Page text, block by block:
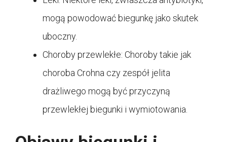
mogą powodować biegunkę jako skutek
uboczny.
Choroby przewlekłe: Choroby takie jak
choroba Crohna czy zespół jelita
drażliwego mogą być przyczyną
przewlekłej biegunki i wymiotowania.